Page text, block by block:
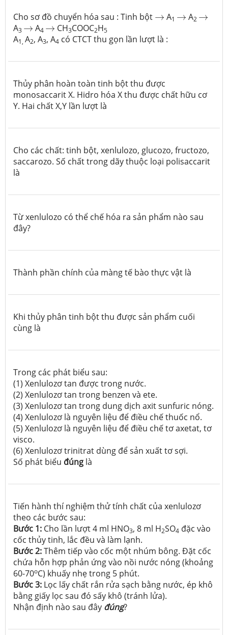
Cho sơ đồ chuyển hóa sau : Tinh bột →
→ A1 →
→ A2 →
→
A3 →
→ A4 →
→ CH3COOC2H5
A1, A2, A3, A4 có CTCT thu gọn lần lượt là :
Thủy phân hoàn toàn tinh bột thu được
monosaccarit X. Hidro hóa X thu được chất hữu cơ
Y. Hai chất X,Y lần lượt là
Cho các chất: tinh bột, xenlulozo, glucozo, fructozo,
saccarozo. Số chất trong dãy thuộc loại polisaccarit
là
Từ xenlulozo có thể chế hóa ra sản phẩm nào sau
đây?
Thành phần chính của màng tế bào thực vật là
Khi thủy phân tinh bột thu được sản phẩm cuối
cùng là
Trong các phát biểu sau:
(1) Xenlulozơ tan được trong nước.
(2) Xenlulozơ tan trong benzen và ete.
(3) Xenlulozơ tan trong dung dịch axit sunfuric nóng.
(4) Xenlulozơ là nguyên liệu để điều chế thuốc nổ.
(5) Xenlulozơ là nguyên liệu để điều chế tơ axetat, tơ
visco.
(6) Xenlulozơ trinitrat dùng để sản xuất tơ sợi.
Số phát biểu đúng là
Tiến hành thí nghiệm thử tính chất của xenlulozơ
theo các bước sau:
Bước 1: Cho lần lượt 4 ml HNO3, 8 ml H2SO4 đặc vào
cốc thủy tinh, lắc đều và làm lạnh.
Bước 2:Thêm tiếp vào cốc một nhúm bông. Đặt cốc
chứa hỗn hợp phản ứng vào nồi nước nóng (khoảng
60-70oC) khuấy nhẹ trong 5 phút.
Bước 3: Lọc lấy chất rắn rửa sạch bằng nước, ép khô
bằng giấy lọc sau đó sấy khô (tránh lửa).
Nhận định nào sau đây đúng?